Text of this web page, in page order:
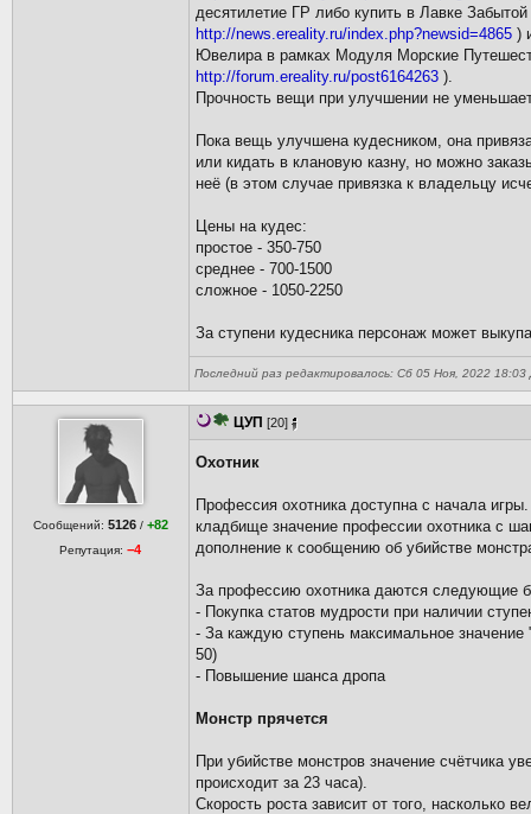
десятилетие ГР либо купить в Лавке
http://news.ereality.ru/index.php?newsid=4865 )
Ювелира в рамках Модуля Морские
http://forum.ereality.ru/post6164263 ).
Прочность вещи при улучшении не
Пока вещь улучшена кудесником, она
или кидать в клановую казну, но можно
неё (в этом случае привязка к владельцу
Цены на кудес:
простое - 350-750
среднее - 700-1500
сложное - 1050-2250
За ступени кудесника персонаж может
Последний раз редактировалось: Сб 05 Ноя, 2022 18:03
Сообщений: 5126 / +82
Репутация:−4
ЦУП [20]
Охотник
Профессия охотника доступна с начала
кладбище значение профессии охотника с
дополнение к сообщению об убийстве
За профессию охотника даются следующие
- Покупка статов мудрости при наличии
- За каждую ступень максимальное значение
50)
- Повышение шанса дропа
Монстр прячется
При убийстве монстров значение счётчика
происходит за 23 часа).
Скорость роста зависит от того, насколько